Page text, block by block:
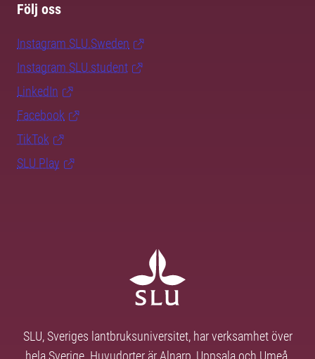
Följ oss
Instagram SLU.Sweden
Instagram SLU.student
LinkedIn
Facebook
TikTok
SLU Play
SLU, Sveriges lantbruksuniversitet, har verksamhet över
hela Sverige. Huvudorter är Alnarp, Uppsala och Umeå.